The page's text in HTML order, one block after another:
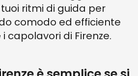
ritmi di guida per
comodo ed efficiente
capolavori di Firenze.